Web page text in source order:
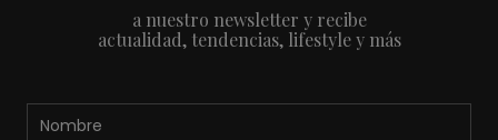
a nuestro newsletter y recibe
actualidad, tendencias, lifestyle y más